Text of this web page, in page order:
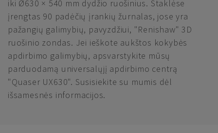
iki Ø630 × 540 mm dydžio ruošinius. Staklėse
įrengtas 90 padėčių įrankių žurnalas, jose yra
pažangių galimybių, pavyzdžiui, "Renishaw" 3D
ruošinio zondas. Jei ieškote aukštos kokybės
apdirbimo galimybių, apsvarstykite mūsų
parduodamą universalųjį apdirbimo centrą
"Quaser UX630". Susisiekite su mumis dėl
išsamesnės informacijos.